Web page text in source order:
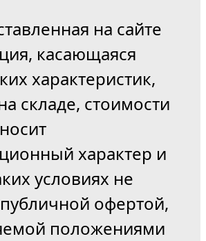
на сайте
касающаяся
характеристик,
складе, стоимости
характер и
условиях не
офертой,
положениями